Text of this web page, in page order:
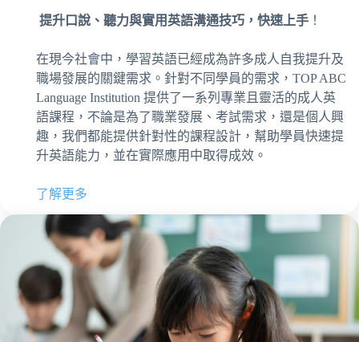
提升口說、聽力與實用英語溝通技巧，快速上手 ！
在現今社會中，學習英語已經成為許多成人自我提升及
職場發展的關鍵需求。針對不同學員的需求，TOP ABC
Language Institution 提供了一系列專業且靈活的成人英
語課程，不論是為了職業發展、考試需求，還是個人興
趣，我們都能提供針對性的課程設計，幫助學員快速提
升英語能力，並在實際應用中取得成效。
了解更多